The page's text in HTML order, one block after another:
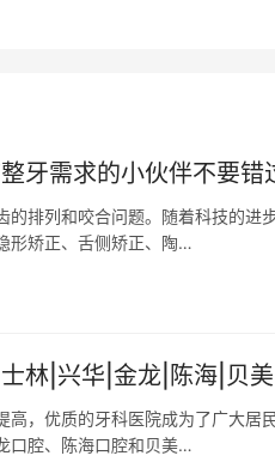
牙需求的小伙伴不要错
排列和咬合问题。随着科技的进
形矫正、舌侧矫正、陶…
林|兴华|金龙|陈海|贝
，优质的牙科医院成为了广大居
口腔、陈海口腔和贝美…